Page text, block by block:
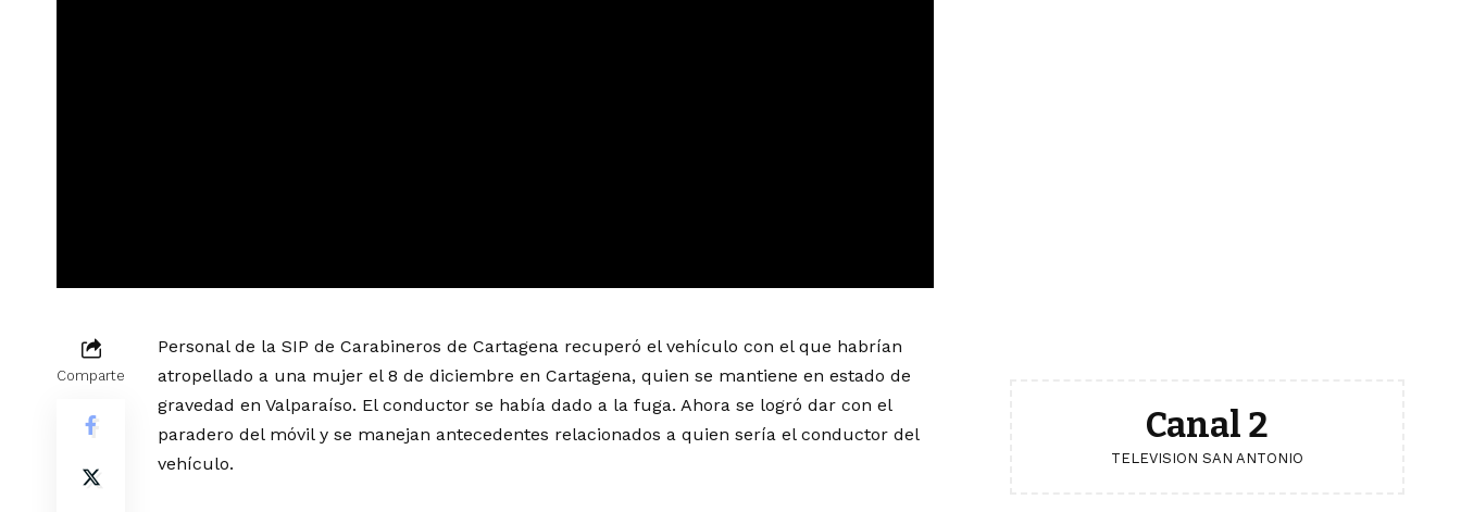
Comparte
Personal de la SIP de Carabineros de Cartagena recuperó el vehículo con el que habrían
atropellado a una mujer el 8 de diciembre en Cartagena, quien se mantiene en estado de
gravedad en Valparaíso. El conductor se había dado a la fuga. Ahora se logró dar con el
paradero del móvil y se manejan antecedentes relacionados a quien sería el conductor del
vehículo.
Canal 2
TELEVISION SAN ANTONIO